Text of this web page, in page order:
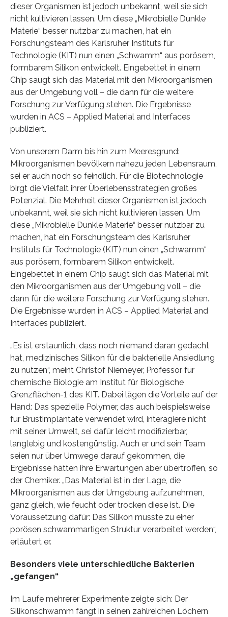
dieser Organismen ist jedoch unbekannt, weil sie sich
nicht kultivieren lassen. Um diese „Mikrobielle Dunkle
Materie“ besser nutzbar zu machen, hat ein
Forschungsteam des Karlsruher Instituts für
Technologie (KIT) nun einen „Schwamm“ aus porösem,
formbarem Silikon entwickelt. Eingebettet in einem
Chip saugt sich das Material mit den Mikroorganismen
aus der Umgebung voll – die dann für die weitere
Forschung zur Verfügung stehen. Die Ergebnisse
wurden in ACS – Applied Material and Interfaces
publiziert.
Von unserem Darm bis hin zum Meeresgrund:
Mikroorganismen bevölkern nahezu jeden Lebensraum,
sei er auch noch so feindlich. Für die Biotechnologie
birgt die Vielfalt ihrer Überlebensstrategien großes
Potenzial. Die Mehrheit dieser Organismen ist jedoch
unbekannt, weil sie sich nicht kultivieren lassen. Um
diese „Mikrobielle Dunkle Materie“ besser nutzbar zu
machen, hat ein Forschungsteam des Karlsruher
Instituts für Technologie (KIT) nun einen „Schwamm“
aus porösem, formbarem Silikon entwickelt.
Eingebettet in einem Chip saugt sich das Material mit
den Mikroorganismen aus der Umgebung voll – die
dann für die weitere Forschung zur Verfügung stehen.
Die Ergebnisse wurden in ACS – Applied Material and
Interfaces publiziert.
„Es ist erstaunlich, dass noch niemand daran gedacht
hat, medizinisches Silikon für die bakterielle Ansiedlung
zu nutzen“, meint Christof Niemeyer, Professor für
chemische Biologie am Institut für Biologische
Grenzflächen-1 des KIT. Dabei lägen die Vorteile auf der
Hand: Das spezielle Polymer, das auch beispielsweise
für Brustimplantate verwendet wird, interagiere nicht
mit seiner Umwelt, sei dafür leicht modifizierbar,
langlebig und kostengünstig. Auch er und sein Team
seien nur über Umwege darauf gekommen, die
Ergebnisse hätten ihre Erwartungen aber übertroffen, so
der Chemiker. „Das Material ist in der Lage, die
Mikroorganismen aus der Umgebung aufzunehmen,
ganz gleich, wie feucht oder trocken diese ist. Die
Voraussetzung dafür: Das Silikon musste zu einer
porösen schwammartigen Struktur verarbeitet werden“,
erläutert er.
Besonders viele unterschiedliche Bakterien
„gefangen“
Im Laufe mehrerer Experimente zeigte sich: Der
Silikonschwamm fängt in seinen zahlreichen Löchern